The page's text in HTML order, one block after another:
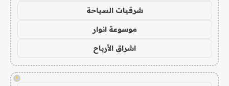
شرقيات السياحة
موسوعة انوار
اشراق الأرباح
!